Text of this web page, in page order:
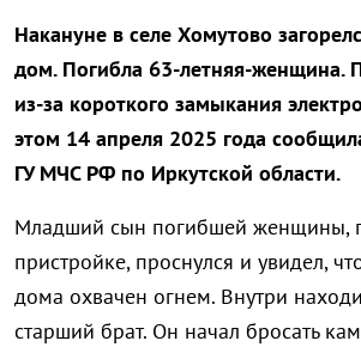
Накануне в селе Хомутово
дом. Погибла 63-летняя-женщина.
из-за короткого замыкания
этом 14 апреля 2025 года
ГУ МЧС РФ по Иркутской области.
Младший сын погибшей женщины,
пристройке, проснулся и увидел,
дома охвачен огнем. Внутри
старший брат. Он начал бросать